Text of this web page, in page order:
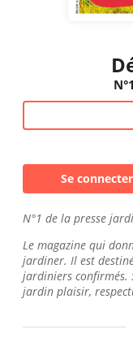
Se connecter
N°1 de la presse
Le magazine qui
jardiner. Il est
jardiniers confirmés.
jardin plaisir,